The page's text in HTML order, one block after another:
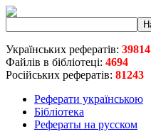
Українських рефератів: 39814
Файлів в бібліотеці: 4694
Російських рефератів: 81243
Реферати українською
Бібліотека
Рефераты на русском